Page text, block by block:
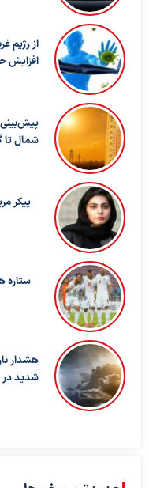
از رژیم
افزایش
شمال تا گرمای ۵۰
پیکر
ستاره
هشدار
شدید در